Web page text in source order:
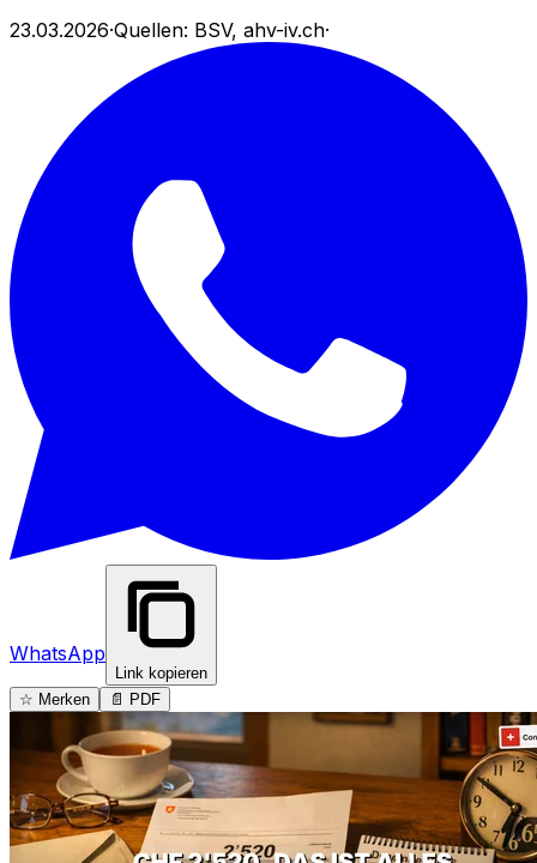
23.03.2026·Quellen: BSV, ahv-iv.ch·
WhatsApp
Link kopieren
☆ Merken
📄 PDF